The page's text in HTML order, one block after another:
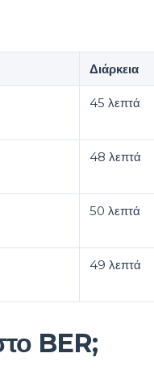
Διάρκεια
45 λεπτά
48 λεπτά
50 λεπτά
49 λεπτά
BER;